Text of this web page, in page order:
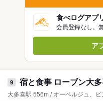
食べログアプ
会員登録なし。
ア
9 宿と食事 ローブン大
大多喜駅 556m / オーベルジュ、